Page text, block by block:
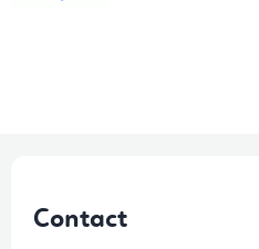
Contact